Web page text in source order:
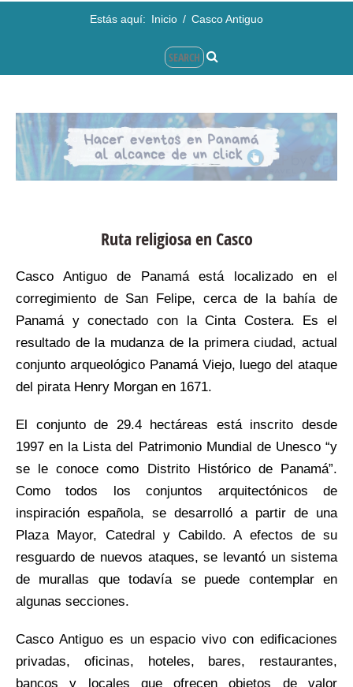
Estás aquí: Inicio / Casco Antiguo
Ruta religiosa en Casco
Casco Antiguo de Panamá está localizado en el
corregimiento de San Felipe, cerca de la bahía de
Panamá y conectado con la Cinta Costera. Es el
resultado de la mudanza de la primera ciudad, actual
conjunto arqueológico Panamá Viejo, luego del ataque
del pirata Henry Morgan en 1671.
El conjunto de 29.4 hectáreas está inscrito desde
1997 en la Lista del Patrimonio Mundial de Unesco “y
se le conoce como Distrito Histórico de Panamá”.
Como todos los conjuntos arquitectónicos de
inspiración española, se desarrolló a partir de una
Plaza Mayor, Catedral y Cabildo. A efectos de su
resguardo de nuevos ataques, se levantó un sistema
de murallas que todavía se puede contemplar en
algunas secciones.
Casco Antiguo es un espacio vivo con edificaciones
privadas, oficinas, hoteles, bares, restaurantes,
bancos y locales que ofrecen objetos de valor